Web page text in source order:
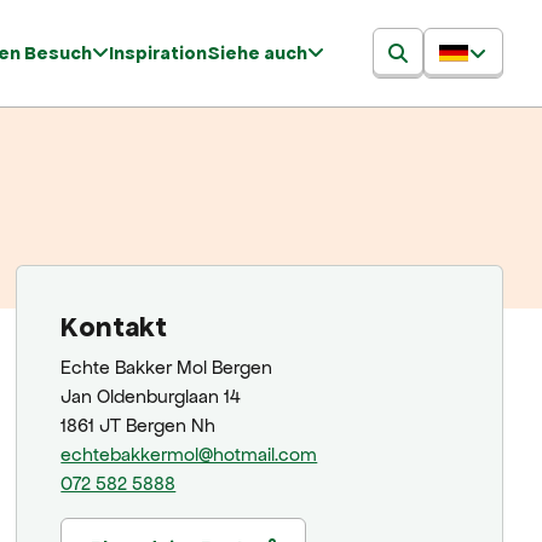
Besuch InspirationSiehe auch
Kontakt
Echte Bakker Mol Bergen
Jan Oldenburglaan 14
1861 JT Bergen Nh
echtebakkermol@hotmail.com
072 582 5888